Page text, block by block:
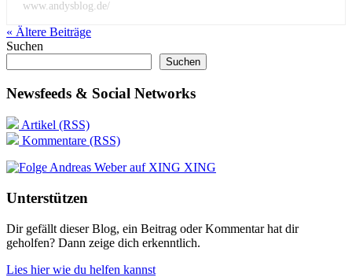
www.andysblog.de/
« Ältere Beiträge
Suchen
Suchen
Newsfeeds & Social Networks
Artikel (RSS)
Kommentare (RSS)
XING
Unterstützen
Dir gefällt dieser Blog, ein Beitrag oder Kommentar hat dir
geholfen? Dann zeige dich erkenntlich.
Lies hier wie du helfen kannst